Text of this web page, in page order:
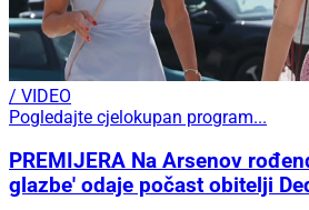
/ VIDEO
Pogledajte cjelokupan program...
PREMIJERA Na Arsenov
glazbe' odaje počast obitelji